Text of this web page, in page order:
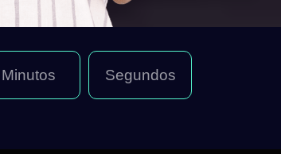
Minutos Segundos